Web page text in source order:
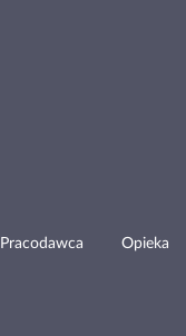
Pracodawca Opieka